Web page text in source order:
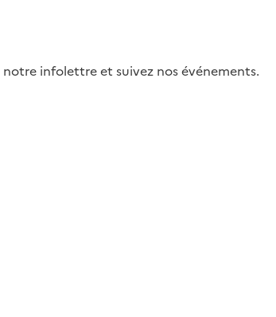
infolettre et suivez nos événements.